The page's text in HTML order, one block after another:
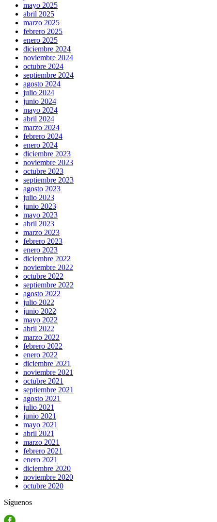
mayo 2025
abril 2025
marzo 2025
febrero 2025
enero 2025
diciembre 2024
noviembre 2024
octubre 2024
septiembre 2024
agosto 2024
julio 2024
junio 2024
mayo 2024
abril 2024
marzo 2024
febrero 2024
enero 2024
diciembre 2023
noviembre 2023
octubre 2023
septiembre 2023
agosto 2023
julio 2023
junio 2023
mayo 2023
abril 2023
marzo 2023
febrero 2023
enero 2023
diciembre 2022
noviembre 2022
octubre 2022
septiembre 2022
agosto 2022
julio 2022
junio 2022
mayo 2022
abril 2022
marzo 2022
febrero 2022
enero 2022
diciembre 2021
noviembre 2021
octubre 2021
septiembre 2021
agosto 2021
julio 2021
junio 2021
mayo 2021
abril 2021
marzo 2021
febrero 2021
enero 2021
diciembre 2020
noviembre 2020
octubre 2020
Síguenos